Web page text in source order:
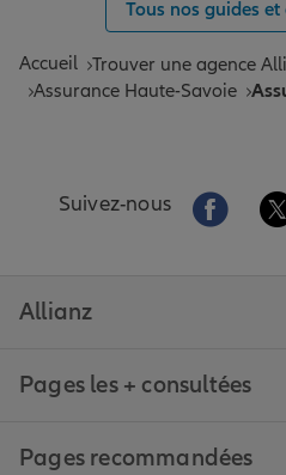
Tous nos guides
Accueil Trouver une agence
Assurance Haute-Savoie
Suivez-nous Aller sur
Allianz
Pages les + consultées
Pages recommandées